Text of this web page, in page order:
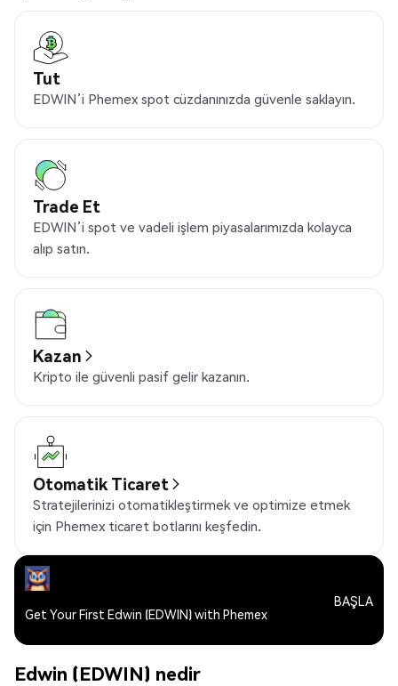
Tut
EDWIN’i Phemex spot cüzdanınızda güvenle saklayın.
Trade Et
EDWIN’i spot ve vadeli işlem piyasalarımızda kolayca
alıp satın.
Kazan
Kripto ile güvenli pasif gelir kazanın.
Otomatik Ticaret
Stratejilerinizi otomatikleştirmek ve optimize etmek
için Phemex ticaret botlarını keşfedin.
Get Your First Edwin (EDWIN) with Phemex
BAŞLA
Edwin (EDWIN) nedir